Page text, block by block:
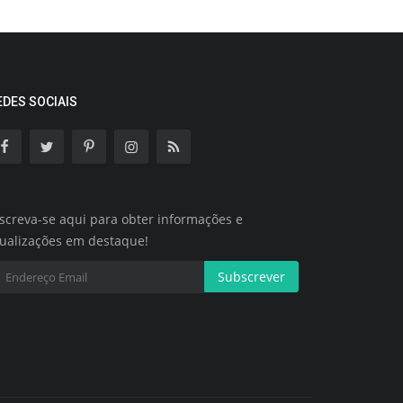
SOCIAIS
se aqui para obter informações e
em destaque!
Subscrever